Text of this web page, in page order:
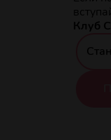
Клуб